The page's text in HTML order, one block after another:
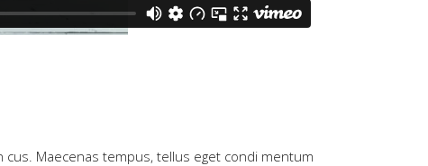
Maecenas tempus, tellus eget condi mentum